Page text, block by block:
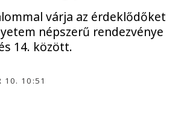
várja az érdeklődőket
népszerű rendezvénye
14. között.
10. 10:51